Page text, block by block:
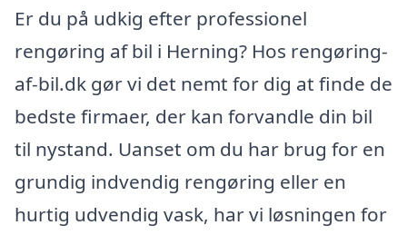
Er du på udkig efter professionel
rengøring af bil i Herning? Hos rengøring-
af-bil.dk gør vi det nemt for dig at finde de
bedste firmaer, der kan forvandle din bil
til nystand. Uanset om du har brug for en
grundig indvendig rengøring eller en
hurtig udvendig vask, har vi løsningen for